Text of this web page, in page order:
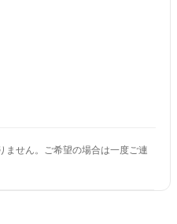
せん。ご希望の場合は一度ご連